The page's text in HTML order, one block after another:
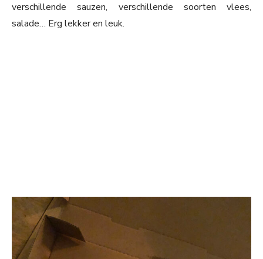
verschillende sauzen, verschillende soorten vlees,
salade… Erg lekker en leuk.